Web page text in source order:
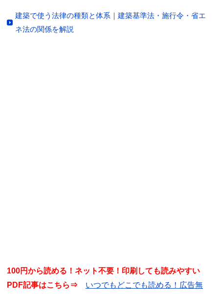
建築で使う法律の種類と体系｜建築基準法・施行令・省エ
ネ法の関係を解説
100円から読める！ネット不要！印刷しても読みやすい
PDF記事はこちら⇒ いつでもどこでも読める！広告無